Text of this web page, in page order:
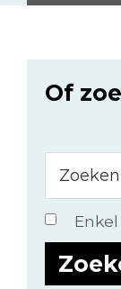
Of
op
of